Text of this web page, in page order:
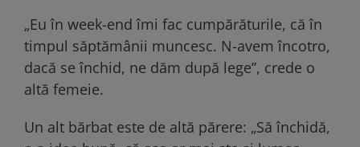
„Eu în week-end îmi fac cumpărăturile, că în
timpul săptămânii muncesc. N-avem încotro,
dacă se închid, ne dăm după lege”, crede o
altă femeie.
Un alt bărbat este de altă părere: „Să închidă,